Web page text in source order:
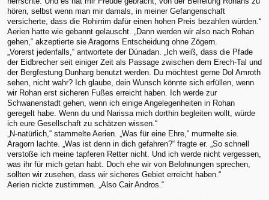
hören, selbst wenn man mir damals, in meiner Gefangenschaft
versicherte, dass die Rohirrim dafür einen hohen Preis bezahlen würden.“
Aerien hatte wie gebannt gelauscht. „Dann werden wir also nach Rohan
gehen,“ akzeptierte sie Aragorns Entscheidung ohne Zögern.
„Vorerst jedenfalls,“ antwortete der Dúnadan. „Ich weiß, dass die Pfade
der Eidbrecher seit einiger Zeit als Passage zwischen dem Erech-Tal und
der Bergfestung Dunharg benutzt werden. Du möchtest gerne Dol Amroth
sehen, nicht wahr? Ich glaube, dein Wunsch könnte sich erfüllen, wenn
wir Rohan erst sicheren Fußes erreicht haben. Ich werde zur
Schwanenstadt gehen, wenn ich einige Angelegenheiten in Rohan
geregelt habe. Wenn du und Narissa mich dorthin begleiten wollt, würde
ich eure Gesellschaft zu schätzen wissen.“
„N-natürlich,“ stammelte Aerien. „Was für eine Ehre,“ murmelte sie.
Aragorn lachte. „Was ist denn in dich gefahren?“ fragte er. „So schnell
verstoße ich meine tapferen Retter nicht. Und ich werde nicht vergessen,
was ihr für mich getan habt. Doch ehe wir von Belohnungen sprechen,
sollten wir zusehen, dass wir sicheres Gebiet erreicht haben.“
Aerien nickte zustimmen. „Also Cair Andros.“